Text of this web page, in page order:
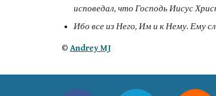
исповедал, что Господь Иисус
Ибо все из Него, Им и к Нему. Ему
© Andrey MJ